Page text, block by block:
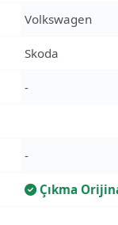
Volkswagen
Skoda
-
-
Çıkma